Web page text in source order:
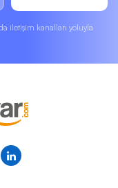
iletişim kanalları yoluyla